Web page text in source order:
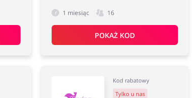
1 miesiąc 16
POKAŻ KOD
Kod rabatowy
Tylko u nas